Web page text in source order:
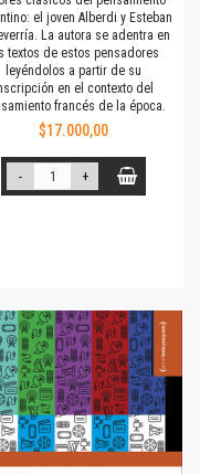
el joven Alberdi y Esteban
La autora se adentra en
textos de estos pensadores
leyéndolos a partir de su
en el contexto del
francés de la época.
$17.000,00
- +